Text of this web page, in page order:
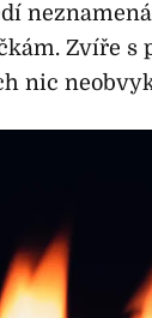
Zvíře s
nic